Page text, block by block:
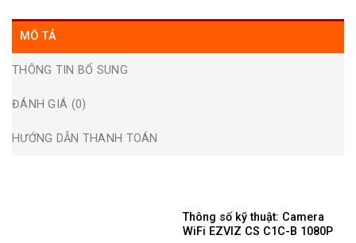
MÔ TẢ
THÔNG TIN BỔ SUNG
ĐÁNH GIÁ (0)
HƯỚNG DẪN THANH TOÁN
Thông số kỹ thuật: Camera
WiFi EZVIZ CS C1C-B 1080P